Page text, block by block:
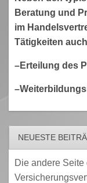
Beratung und
im
Tätigkeiten
–Erteilung des
NEUESTE
Die andere